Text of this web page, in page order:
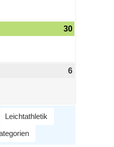
30
6
Leichtathletik